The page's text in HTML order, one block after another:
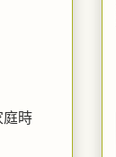
庭時